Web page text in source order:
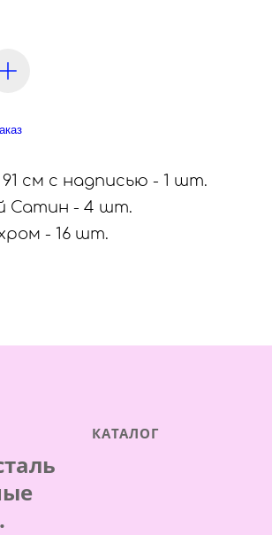
91 см с надписью - 1 шт.
Сатин - 4 шт.
- 16 шт.
КАТАЛОГ